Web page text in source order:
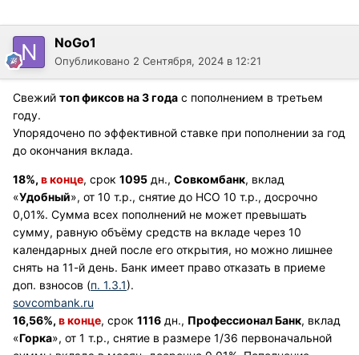
NoGo1
Опубликовано 2 Сентября, 2024 в 12:21
Свежий топ фиксов на 3 года с пополнением в третьем
году.
Упорядочено по эффективной ставке при пополнении за год
до окончания вклада.
18%, в конце, срок 1095 дн., Совкомбанк, вклад
«Удобный», от 10 т.р., снятие до НСО 10 т.р., досрочно
0,01%. Сумма всех пополнений не может превышать
сумму, равную объёму средств на вкладе через 10
календарных дней после его открытия, но можно лишнее
снять на 11-й день. Банк имеет право отказать в приеме
доп. взносов (п. 1.3.1).
sovcombank.ru
16,56%, в конце, срок 1116 дн., Профессионал Банк, вклад
«Горка», от 1 т.р., снятие в размере 1/36 первоначальной